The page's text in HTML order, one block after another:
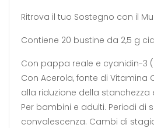
Ritrova il tuo Sostegno con il
Contiene 20 bustine da 2,5 g
Con pappa reale e cyanidin-3
Con Acerola, fonte di Vitamina
alla riduzione della stanchezza
Per bambini e adulti. Periodi di
convalescenza. Cambi di